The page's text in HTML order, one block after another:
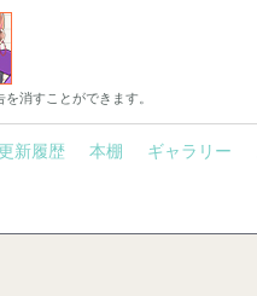
消すことができます。
新履歴 本棚 ギャラリー